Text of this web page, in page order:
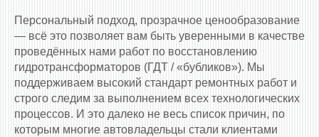
Персональный подход, прозрачное ценообразование
— всё это позволяет вам быть уверенными в качестве
проведённых нами работ по восстановлению
гидротрансформаторов (ГДТ / «бубликов»). Мы
поддерживаем высокий стандарт ремонтных работ и
строго следим за выполнением всех технологических
процессов. И это далеко не весь список причин, по
которым многие автовладельцы стали клиентами